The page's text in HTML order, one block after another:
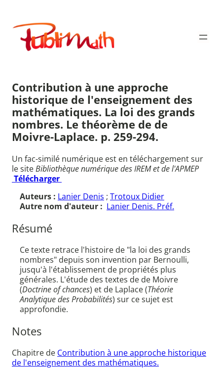
contenu
Publimath
Contribution à une approche
historique de l'enseignement des
mathématiques. La loi des grands
nombres. Le théorème de de
Moivre-Laplace. p. 259-294.
Un fac-similé numérique est en téléchargement sur
le siteBibliothèque numérique des IREM et de l'APMEP
Télécharger
Auteurs : Lanier Denis ; Trotoux Didier
Autre nom d'auteur : Lanier Denis. Préf.
Résumé
Ce texte retrace l'histoire de "la loi des grands
nombres" depuis son invention par Bernoulli,
jusqu'à l'établissement de propriétés plus
générales. L'étude des textes de de Moivre
(Doctrine of chances) et de Laplace (Théorie
Analytique des Probabilités) sur ce sujet est
approfondie.
Notes
Chapitre de Contribution à une approche historique
de l'enseignement des mathématiques.